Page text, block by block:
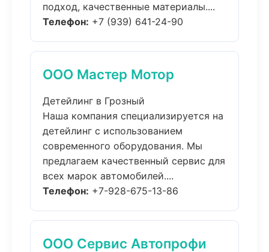
подход, качественные материалы....
Телефон: +7 (939) 641-24-90
ООО Мастер Мотор
Детейлинг в Грозный
Наша компания специализируется на
детейлинг с использованием
современного оборудования. Мы
предлагаем качественный сервис для
всех марок автомобилей....
Телефон: +7-928-675-13-86
ООО Сервис Автопрофи